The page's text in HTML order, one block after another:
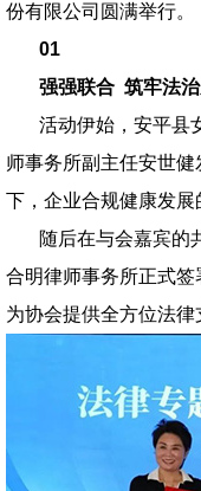
份有限公司圆满举行。
01
强强联合 筑牢法
活动伊始，安平县
师事务所副主任安世
下，企业合规健康发展
随后在与会嘉宾的
合明律师事务所正式
为协会提供全方位法律